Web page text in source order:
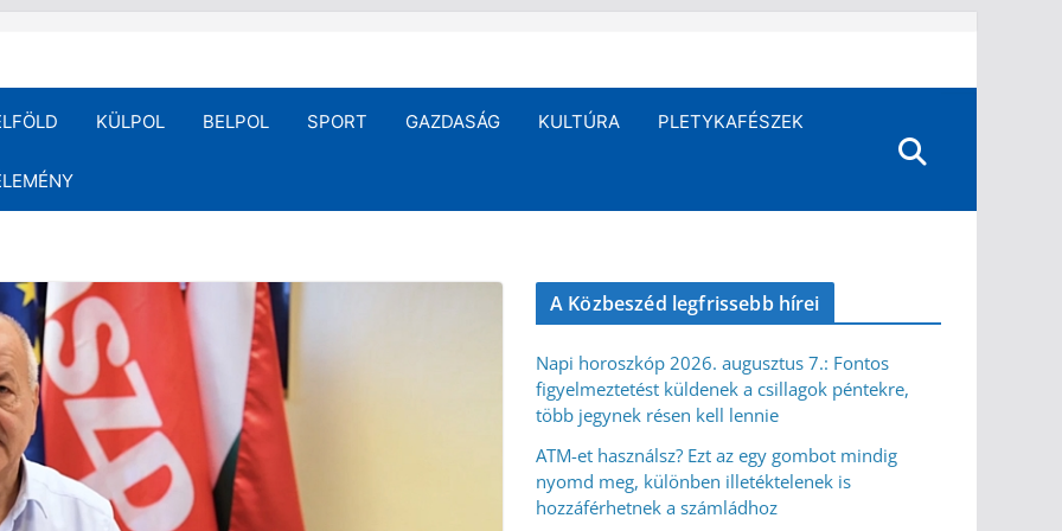
KÜLPOL BELPOL SPORT GAZDASÁG KULTÚRA PLETYKAFÉSZEK
A Közbeszéd legfrissebb hírei
Napi horoszkóp 2026. augusztus 7.: Fontos
figyelmeztetést küldenek a csillagok péntekre,
több jegynek résen kell lennie
ATM-et használsz? Ezt az egy gombot mindig
nyomd meg, különben illetéktelenek is
hozzáférhetnek a számládhoz